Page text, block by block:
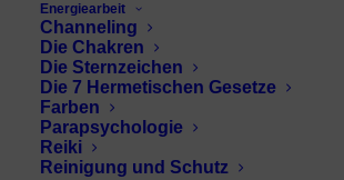
Energiearbeit
Channeling
Die Chakren
Die Sternzeichen
Die 7 Hermetischen Gesetze
Farben
Parapsychologie
Reiki
Reinigung und Schutz
Freizeit